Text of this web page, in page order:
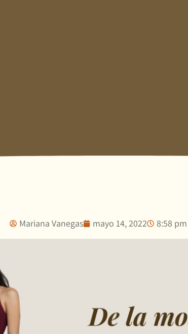
Mariana Vanegas mayo 14, 2022 8:58 pm